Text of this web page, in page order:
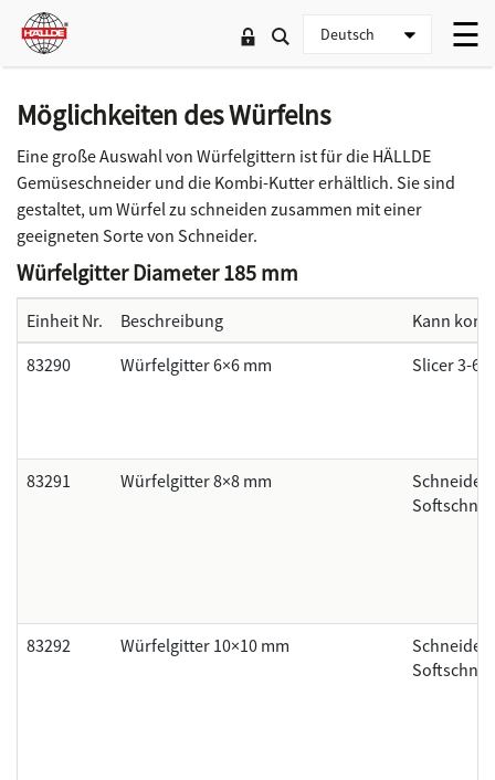
Möglichkeiten des Würfelns
Eine große Auswahl von Würfelgittern ist für die HÄLLDE
Gemüseschneider und die Kombi-Kutter erhältlich. Sie sind
gestaltet, um Würfel zu schneiden zusammen mit einer
geeigneten Sorte von Schneider.
Würfelgitter Diameter 185 mm
Einheit Nr. Beschreibung
Kann
83290
Würfelgitter 6×6 mm Slicer 3-6
83291 Würfelgitter 8×8 mm
Schneider
83292 Würfelgitter 10×10 mm